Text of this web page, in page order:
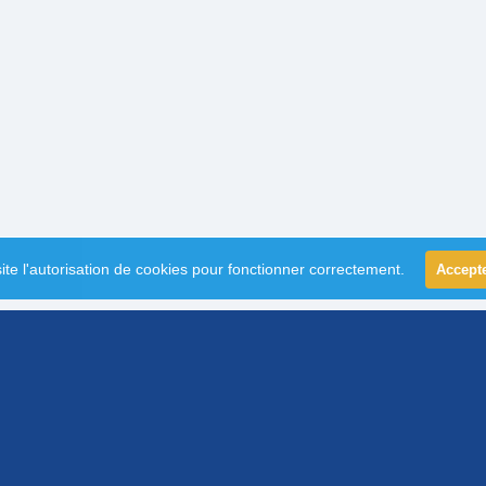
l'autorisation de cookies pour fonctionner correctement.